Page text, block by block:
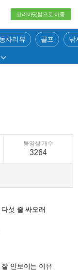
코리아닷컴으로 이동
차리뷰 골프 낚
동영상 개수
3264
섯 줄 싸오래
안보이는 이유